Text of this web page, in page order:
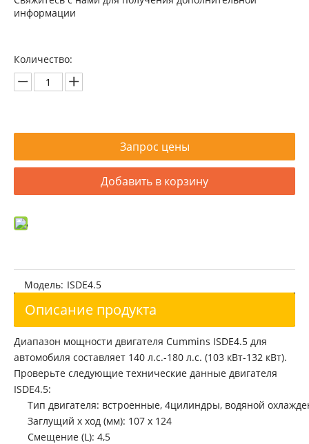
информации
Количество:
Запрос цены
Добавить в корзину
Модель: ISDE4.5
Описание продукта
Диапазон мощности двигателя Cummins ISDE4.5 для
автомобиля составляет 140 л.с.-180 л.с. (103 кВт-132 кВт).
Проверьте следующие технические данные двигателя
ISDE4.5:
Тип двигателя: встроенные, 4цилиндры, водяной
Заглущий x ход (мм): 107 x 124
Смещение (L): 4,5